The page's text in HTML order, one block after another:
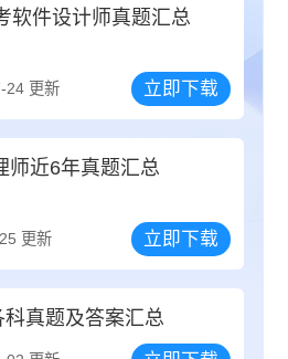
软件设计师真题汇总
24 更新 立即下载
师近6年真题汇总
更新 立即下载
真题及答案汇总